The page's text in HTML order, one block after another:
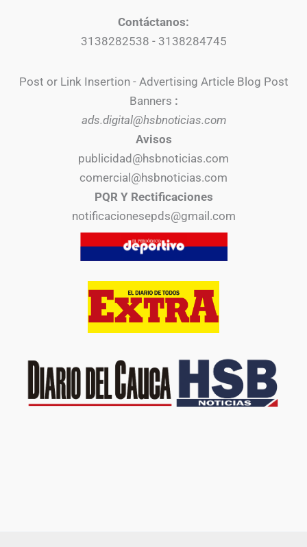
Contáctanos:
3138282538 - 3138284745
Post or Link Insertion - Advertising Article Blog Post
Banners :
ads.digital@hsbnoticias.com
Avisos
publicidad@hsbnoticias.com
comercial@hsbnoticias.com
PQR Y Rectificaciones
notificacionesepds@gmail.com